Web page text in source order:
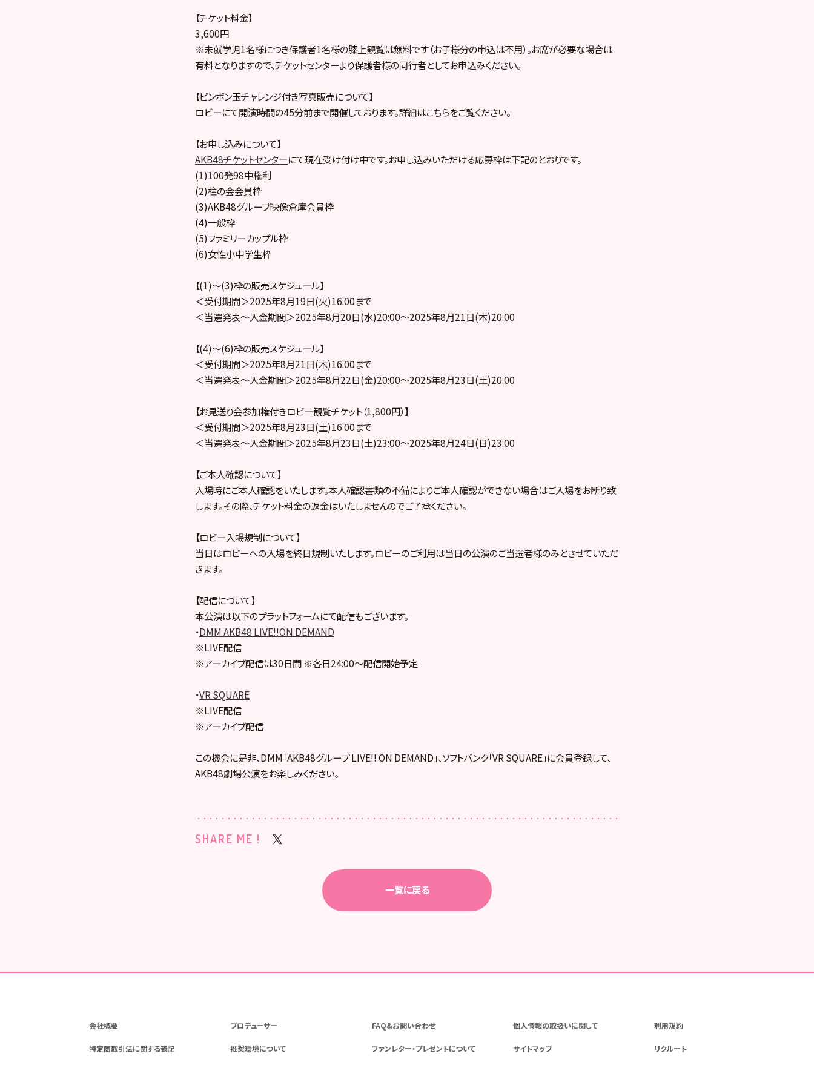
【チケット料金】
3,600円
※未就学児1名様につき保護者1名様の膝上観覧は無料です（お子様分の申込は不用）。お席が必要な場合は
有料となりますので、チケットセンターより保護者様の同行者としてお申込みください。
【ピンポン玉チャレンジ付き写真販売について】
ロビーにて開演時間の45分前まで開催しております。詳細はこちらをご覧ください。
【お申し込みについて】
AKB48チケットセンターにて現在受け付け中です。お申し込みいただける応募枠は下記のとおりです。
(1)100発98中権利
(2)柱の会会員枠
(3)AKB48グループ映像倉庫会員枠
(4)一般枠
(5)ファミリーカップル枠
(6)女性小中学生枠
【(1)～(3)枠の販売スケジュール】
＜受付期間＞2025年8月19日(火)16:00まで
＜当選発表～入金期間＞2025年8月20日(水)20:00～2025年8月21日(木)20:00
【(4)〜(6)枠の販売スケジュール】
＜受付期間＞2025年8月21日(木)16:00まで
＜当選発表～入金期間＞2025年8月22日(金)20:00～2025年8月23日(土)20:00
【お見送り会参加権付きロビー観覧チケット（1,800円）】
＜受付期間＞2025年8月23日(土)16:00まで
＜当選発表～入金期間＞2025年8月23日(土)23:00～2025年8月24日(日)23:00
【ご本人確認について】
入場時にご本人確認をいたします。本人確認書類の不備によりご本人確認ができない場合はご入場をお断り致
します。その際、チケット料金の返金はいたしませんのでご了承ください。
【ロビー入場規制について】
当日はロビーへの入場を終日規制いたします。ロビーのご利用は当日の公演のご当選者様のみとさせていただ
きます。
【配信について】
本公演は以下のプラットフォームにて配信もございます。
・DMM AKB48 LIVE!!ON DEMAND
※LIVE配信
※アーカイブ配信は30日間 ※各日24:00～配信開始予定
・VR SQUARE
※LIVE配信
※アーカイブ配信
この機会に是非、DMM「AKB48グループ LIVE!! ON DEMAND」、ソフトバンク「VR SQUARE」に会員登録して、
AKB48劇場公演をお楽しみください。
SHARE ME !
一覧に戻る
会社概要 プロデューサー FAQ&お問い合わせ 個人情報の取扱いに関して 利用規約
特定商取引法に関する表記 推奨環境について ファンレター・プレゼントについて サイトマップ リクルート